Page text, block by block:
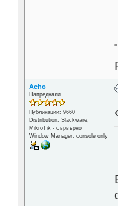
Acho
Напреднали
Публикации: 9660
Distribution: Slackware,
MikroTik - сървърно
Window Manager: console only